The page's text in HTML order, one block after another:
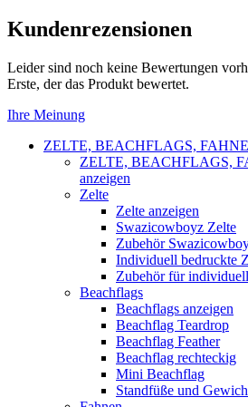
Kundenrezensionen
Leider sind noch keine Bewertungen
Erste, der das Produkt bewertet.
Ihre Meinung
ZELTE, BEACHFLAGS,
ZELTE, BEACHFLAGS,
anzeigen
Zelte
Zelte anzeigen
Swazicowboyz Zelte
Zubehör
Individuell bedruckte
Zubehör für
Beachflags
Beachflags anzeigen
Beachflag Teardrop
Beachflag Feather
Beachflag rechteckig
Mini Beachflag
Standfüße und